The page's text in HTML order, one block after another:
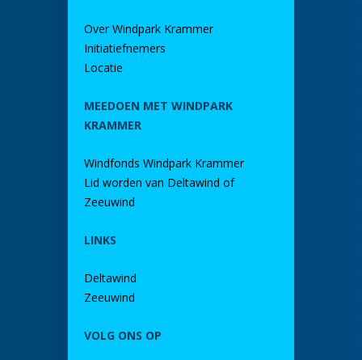
Over Windpark Krammer
Initiatiefnemers
Locatie
MEEDOEN MET WINDPARK
KRAMMER
Windfonds Windpark Krammer
Lid worden van Deltawind of
Zeeuwind
LINKS
Deltawind
Zeeuwind
VOLG ONS OP